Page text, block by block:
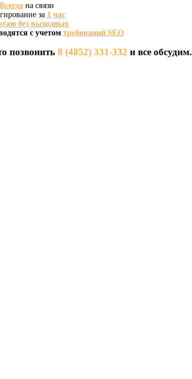
Всегда на связи
за 1 час
без выходных
с учетом требований SEO
позвонить 8 (4852) 331-332 и все обсудим.